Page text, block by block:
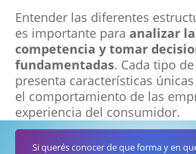
Entender las diferentes
es importante paraanalizar
competencia y tomar
fundamentadas. Cada tipo
presenta características
el comportamiento de las
experiencia del consumidor.
Si querés conocer de que forma y en